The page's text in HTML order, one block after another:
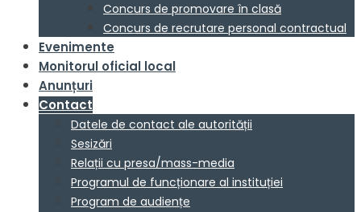
Concurs de promovare în clasă
Concurs de recrutare personal contractual
Evenimente
Monitorul oficial local
Anunțuri
Contact
Datele de contact ale autorității
Sesizări
Relații cu presa/mass-media
Programul de funcționare al instituției
Program de audiențe